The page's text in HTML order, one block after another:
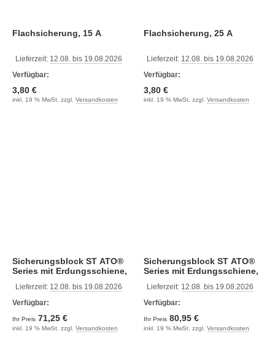
Flachsicherung, 15 A
Lieferzeit: 12.08. bis 19.08.2026
Verfügbar:
3,80 €
inkl. 19 % MwSt. zzgl. Versandkosten
Flachsicherung, 25 A
Lieferzeit: 12.08. bis 19.08.2026
Verfügbar:
3,80 €
inkl. 19 % MwSt. zzgl. Versandkosten
Sicherungsblock ST ATO®
Series mit Erdungsschiene,
Lieferzeit: 12.08. bis 19.08.2026
Verfügbar:
Ihr Preis 71,25 €
inkl. 19 % MwSt. zzgl. Versandkosten
Sicherungsblock ST ATO®
Series mit Erdungsschiene,
Lieferzeit: 12.08. bis 19.08.2026
Verfügbar:
Ihr Preis 80,95 €
inkl. 19 % MwSt. zzgl. Versandkosten